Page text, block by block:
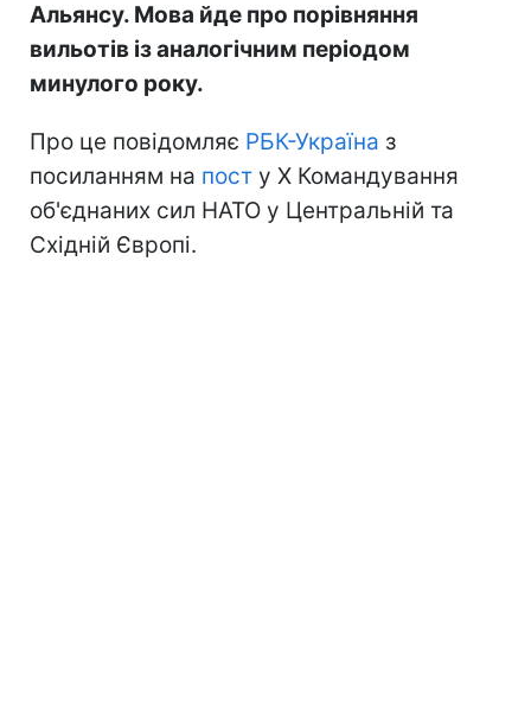
Альянсу. Мова йде про порівняння
вильотів із аналогічним періодом
минулого року.
Про це повідомляє РБК-Україна з
посиланням на пост у Х Командування
об'єднаних сил НАТО у Центральній та
Східній Європі.